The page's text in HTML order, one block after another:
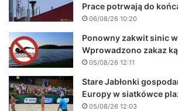
Prace potrwają do
06/08/26 10:20
Ponowny zakwit sinic
Wprowadzono zakaz
05/08/26 12:11
Stare Jabłonki
Europy w siatkówce
05/08/26 12:03